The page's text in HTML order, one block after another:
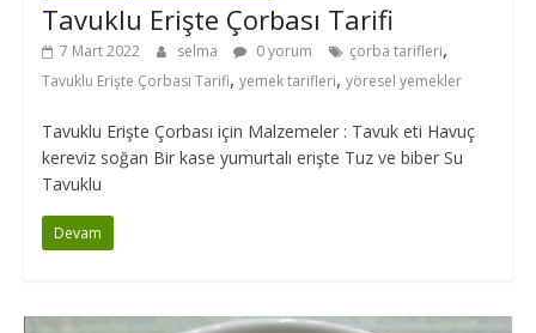
Tavuklu Erişte Çorbası Tarifi
7 Mart 2022 selma 0 yorum çorba tarifleri,
Tavuklu Erişte Çorbası Tarifi, yemek tarifleri, yöresel yemekler
Tavuklu Erişte Çorbası için Malzemeler : Tavuk eti Havuç
kereviz soğan Bir kase yumurtalı erişte Tuz ve biber Su
Tavuklu
Devam